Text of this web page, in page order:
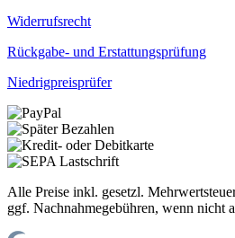
Widerrufsrecht
Rückgabe- und Erstattungsprüfung
Niedrigpreisprüfer
Alle Preise inkl. gesetzl.
ggf. Nachnahmegebühren, wenn nicht